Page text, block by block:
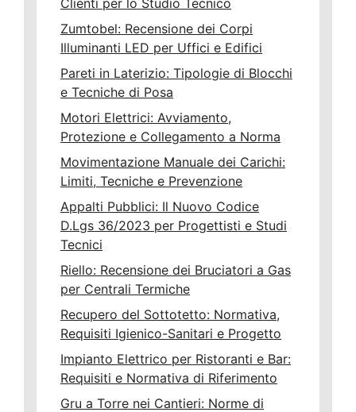
Clienti per lo Studio Tecnico
Zumtobel: Recensione dei Corpi
Illuminanti LED per Uffici e Edifici
Pareti in Laterizio: Tipologie di Blocchi
e Tecniche di Posa
Motori Elettrici: Avviamento,
Protezione e Collegamento a Norma
Movimentazione Manuale dei Carichi:
Limiti, Tecniche e Prevenzione
Appalti Pubblici: Il Nuovo Codice
D.Lgs 36/2023 per Progettisti e Studi
Tecnici
Riello: Recensione dei Bruciatori a Gas
per Centrali Termiche
Recupero del Sottotetto: Normativa,
Requisiti Igienico-Sanitari e Progetto
Impianto Elettrico per Ristoranti e Bar:
Requisiti e Normativa di Riferimento
Gru a Torre nei Cantieri: Norme di